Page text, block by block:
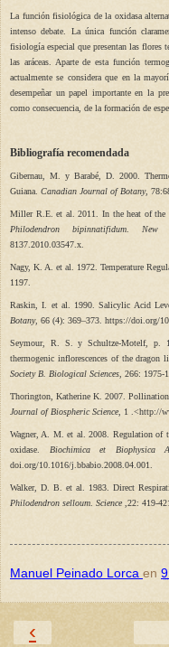
La función fisiológica de la oxidasa
intenso debate. La única función
fisiología especial que presentan las flores
las aráceas. Aparte de esta función
actualmente se considera que en la
desempeñar un papel importante en la
como consecuencia, de la formación de
Bibliografía recomendada
Gibernau, M. y Barabé, D. 2000.
Guiana. Canadian Journal of Botany,
Miller R.E. et al. 2011. In the heat of the
Philodendron bipinnatifidum
New
8137.2010.03547.x.
Nagy, K. A. et al. 1972. Temperature
1197.
Raskin, I. et al. 1990. Salicylic Acid
Botany, 66 (4): 369–373. https://doi.org/
Seymour, R. S. y Schultze-Motelf, p.
thermogenic inflorescences of the dragon
Society B. Biological Sciences , 266:
Thorington, Katherine K. 2007. Pollination
Journal of Biospheric Science , 1 .<http://
Wagner, A. M. et al. 2008. Regulation of
oxidase.
Biochimica et Biophysica
doi.org/10.1016/j.bbabio.2008.04.001.
Walker, D. B. et al. 1983. Direct
Philodendron selloum Science ,22: 419-421.
Manuel Peinado Lorca en
‹